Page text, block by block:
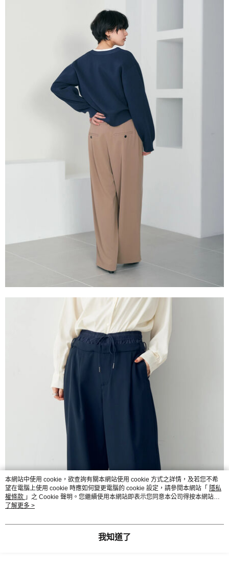
本網站中使用 cookie，欲查詢有關本網站使用 cookie 方式之詳情，及若您不希
望在電腦上使用 cookie 時應如何變更電腦的 cookie 設定，請參閱本網站「 隱私
權條款 」之 Cookie 聲明。您繼續使用本網站即表示您同意本公司得按本網站使
用條款之 Cookie 聲明使用 cookie。
了解更多 >
我知道了